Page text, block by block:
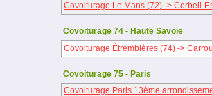
Covoiturage Le Mans (72) -> Corbeil-
Covoiturage 74 - Haute Savoie
Covoiturage Étrembières (74) ->
Covoiturage 75 - Paris
Covoiturage Paris 13ème